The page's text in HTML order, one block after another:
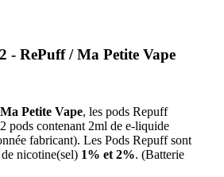
- RePuff / Ma Petite Vape
Petite Vape, les pods Repuff
pods contenant 2ml de e-liquide
fabricant). Les Pods Repuff sont
nicotine(sel) 1% et 2%. (Batterie